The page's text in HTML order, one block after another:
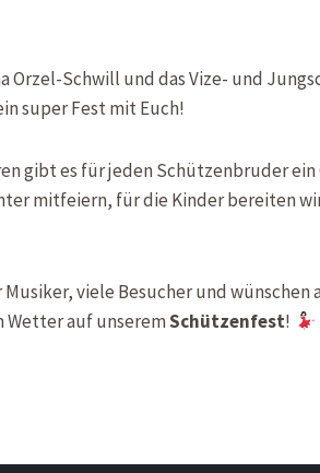
Orzel-Schwill und das Vize- und
super Fest mit Euch!
gibt es für jeden Schützenbruder ein
mitfeiern, für die Kinder bereiten
viele Besucher und
Wetter auf unseremSchützenfest!